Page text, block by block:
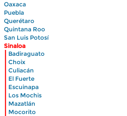
Oaxaca
Puebla
Querétaro
Quintana Roo
San Luis Potosí
Sinaloa
| Badiraguato
Choix
Culiacán
El Fuerte
Escuinapa
Los Mochis
Mazatlán
Mocorito